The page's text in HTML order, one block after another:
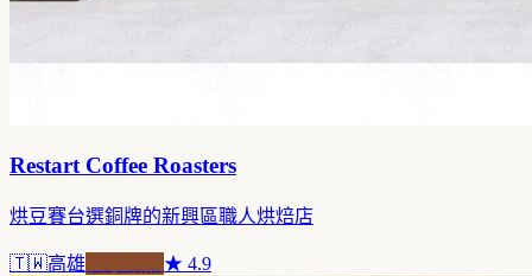
Restart Coffee Roasters
烘豆賽台選銅牌的新興區職人烘焙店
🇹🇼高雄 ★ 4.9